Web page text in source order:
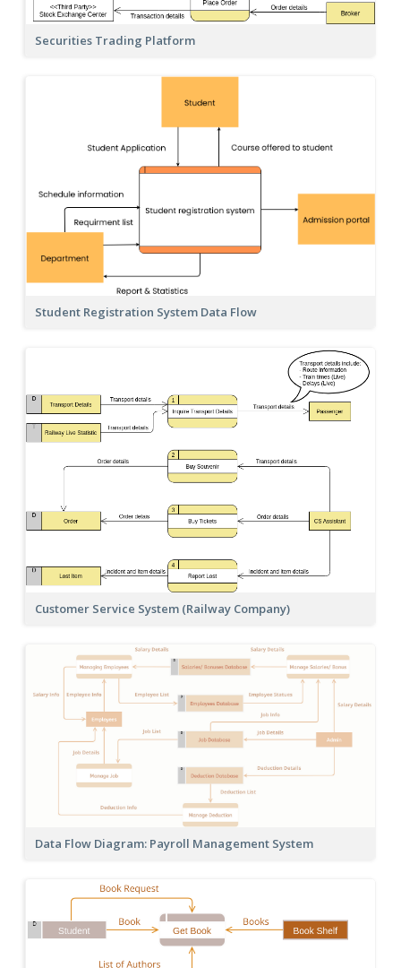
Securities Trading Platform
Student Registration System Data Flow
Customer Service System (Railway Company)
Data Flow Diagram: Payroll Management System